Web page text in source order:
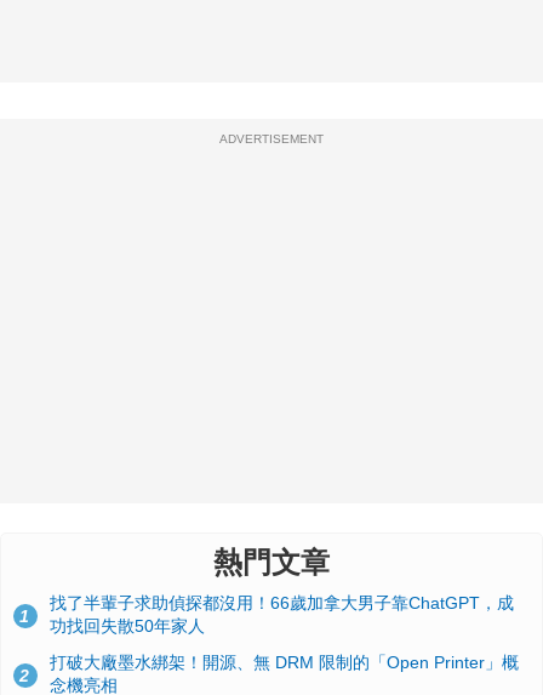
ADVERTISEMENT
熱門文章
1
找了半輩子求助偵探都沒用！66歲加拿大男子靠ChatGPT，成
功找回失散50年家人
2
打破大廠墨水綁架！開源、無 DRM 限制的「Open Printer」概
念機亮相